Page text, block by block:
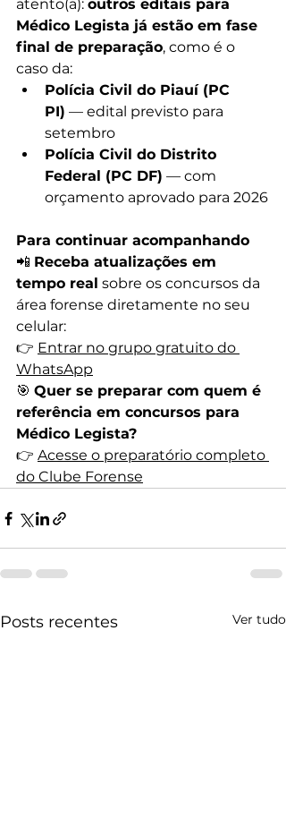
atento(a): outros editais para
Médico Legista já estão em fase
final de preparação, como é o
caso da:
Polícia Civil do Piauí (PC
PI) — edital previsto para
setembro
Polícia Civil do Distrito
Federal (PC DF) — com
orçamento aprovado para 2026
Para continuar acompanhando
📲 Receba atualizações em
tempo real sobre os concursos da
área forense diretamente no seu
celular:
👉 Entrar no grupo gratuito do
WhatsApp
🎯 Quer se preparar com quem é
referência em concursos para
Médico Legista?
👉 Acesse o preparatório completo
do Clube Forense
Posts recentes Ver tudo